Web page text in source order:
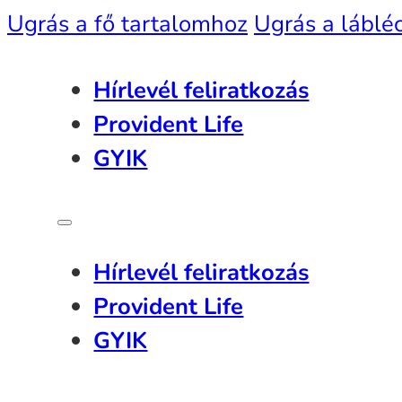
Ugrás a fő tartalomhoz Ugrás a
Hírlevél feliratkozás
Provident Life
GYIK
Hírlevél feliratkozás
Provident Life
GYIK